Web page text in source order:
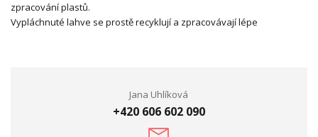
zpracování plastů.
Vypláchnuté lahve se prostě recyklují a zpracovávají lépe
Jana Uhlíková
+420 606 602 090